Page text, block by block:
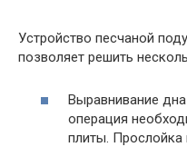
Устройство песчаной
позволяет решить
Выравнивание
операция
плиты. Прослойка